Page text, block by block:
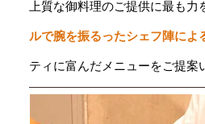
上質な御料理のご提供に最も力
ルで腕を振るったシェフ陣によ
ティに富んだメニューをご提案